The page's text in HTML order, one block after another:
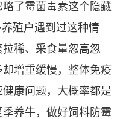
了霉菌毒素这个隐藏
殖户遇到过这种情
稀、采食量忽高忽
增重缓慢，整体免疫
康问题，大概率都是
养牛，做好饲料防霉